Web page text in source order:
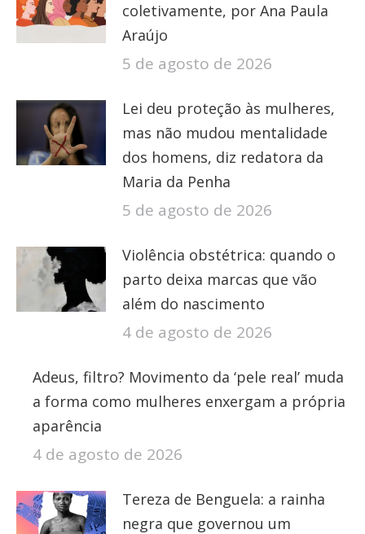
coletivamente, por Ana Paula
Araújo
5 de agosto de 2026
Lei deu proteção às mulheres,
mas não mudou mentalidade
dos homens, diz redatora da
Maria da Penha
5 de agosto de 2026
Violência obstétrica: quando o
parto deixa marcas que vão
além do nascimento
4 de agosto de 2026
Adeus, filtro? Movimento da ‘pele real’ muda
a forma como mulheres enxergam a própria
aparência
4 de agosto de 2026
Tereza de Benguela: a rainha
negra que governou um